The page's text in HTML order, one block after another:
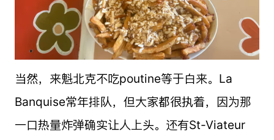
当然，来魁北克不吃poutine等于白来。La
Banquise常年排队，但大家都很执着，因为那
一口热量炸弹确实让人上头。还有St-Viateur